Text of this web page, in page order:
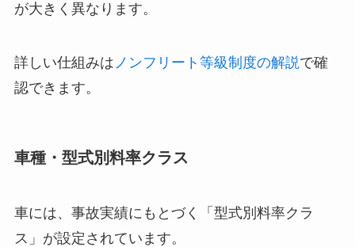
が大きく異なります。
詳しい仕組みは ノンフリート等級制度の解説で確
認できます。
車種・型式別料率クラス
車には、事故実績にもとづく「型式別料率クラ
ス」が設定されています。